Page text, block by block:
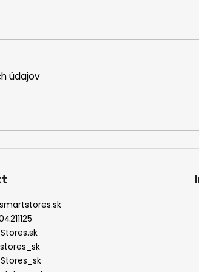
údajov
smartstores.sk